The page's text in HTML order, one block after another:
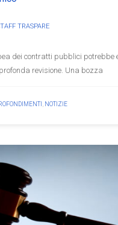
TRASPARE
dei contratti pubblici potrebbe
revisione. Una bozza
NOTIZIE